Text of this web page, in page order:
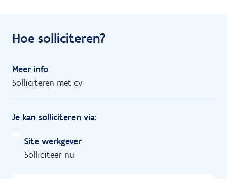
Hoe solliciteren?
Meer info
Solliciteren met cv
Je kan solliciteren via:
Site werkgever
Solliciteer nu